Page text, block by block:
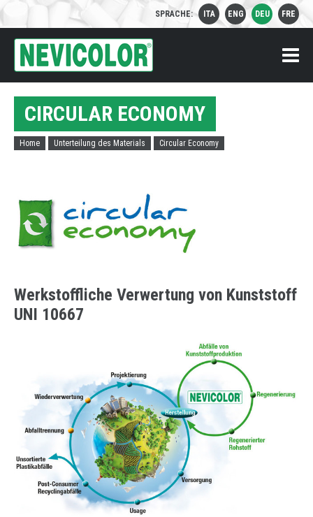
SPRACHE: ITA ENG DEU FRE
HOME
UNSERE FIRMA
Zertifikate
UNTERTEILUNG DES MATERIALS
Circular Economy
Food
Prototypentwicklung
Kunststoff-Analyse
KONTAKTDATEN
Anfrage stellen
CIRCULAR ECONOMY
Home Unterteilung des Materials Circular Economy
Werkstoffliche Verwertung von Kunststoff
UNI 10667